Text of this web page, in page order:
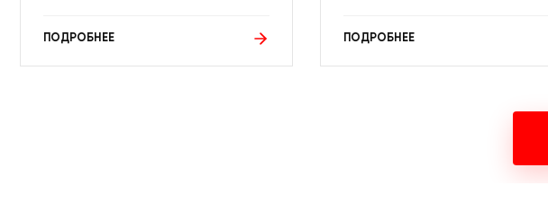
ПОДРОБНЕЕ ПОДРОБНЕЕ